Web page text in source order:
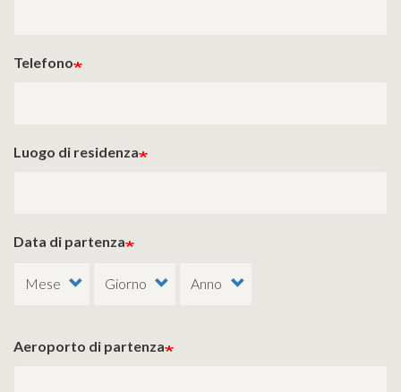
Telefono
Luogo di residenza
Data di partenza
Aeroporto di partenza